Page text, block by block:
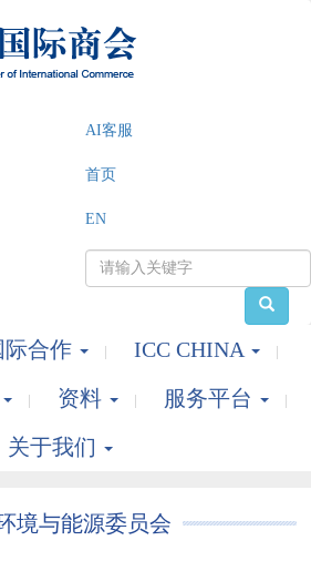
AI客服
首页
EN
际合作
ICC CHINA
资料
服务平台
关于我们
境与能源委员会